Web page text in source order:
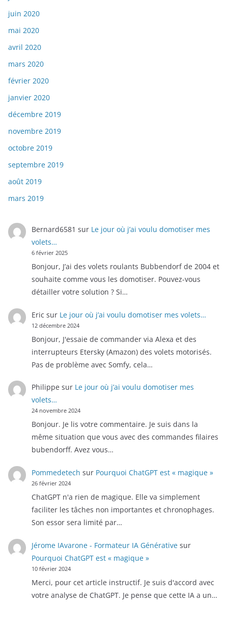
juin 2020
mai 2020
avril 2020
mars 2020
février 2020
janvier 2020
décembre 2019
novembre 2019
octobre 2019
septembre 2019
août 2019
mars 2019
Bernard6581 sur Le jour où j’ai voulu domotiser mes
volets…
6 février 2025
Bonjour, J’ai des volets roulants Bubbendorf de 2004 et
souhaite comme vous les domotiser. Pouvez-vous
détailler votre solution ? Si…
Eric sur Le jour où j’ai voulu domotiser mes volets…
12 décembre 2024
Bonjour, J'essaie de commander via Alexa et des
interrupteurs Etersky (Amazon) des volets motorisés.
Pas de problème avec Somfy, cela…
Philippe sur Le jour où j’ai voulu domotiser mes
volets…
24 novembre 2024
Bonjour. Je lis votre commentaire. Je suis dans la
même situation que vous avec des commandes filaires
bubendorff. Avez vous…
Pommedetech sur Pourquoi ChatGPT est « magique »
26 février 2024
ChatGPT n'a rien de magique. Elle va simplement
faciliter les tâches non importantes et chronophages.
Son essor sera limité par…
Jérome IAvarone - Formateur IA Générativesur
Pourquoi ChatGPT est « magique »
10 février 2024
Merci, pour cet article instructif. Je suis d'accord avec
votre analyse de ChatGPT. Je pense que cette IA a un…